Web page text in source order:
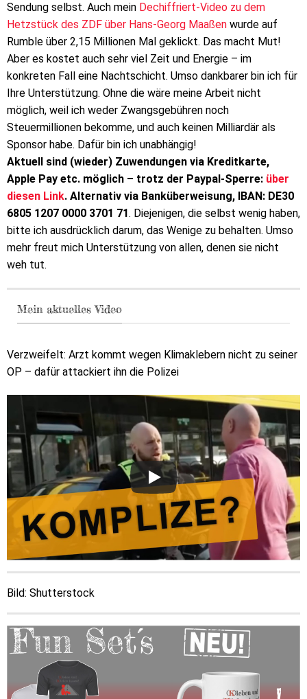
Sendung selbst. Auch mein Dechiffriert-Video zu dem
Hetzstück des ZDF über Hans-Georg Maaßen wurde auf
Rumble über 2,15 Millionen Mal geklickt. Das macht Mut!
Aber es kostet auch sehr viel Zeit und Energie – im
konkreten Fall eine Nachtschicht. Umso dankbarer bin ich für
Ihre Unterstützung. Ohne die wäre meine Arbeit nicht
möglich, weil ich weder Zwangsgebühren noch
Steuermillionen bekomme, und auch keinen Milliardär als
Sponsor habe. Dafür bin ich unabhängig!
Aktuell sind (wieder) Zuwendungen via Kreditkarte,
Apple Pay etc. möglich – trotz der Paypal-Sperre: über
diesen Link. Alternativ via Banküberweisung, IBAN: DE30
6805 1207 0000 3701 71. Diejenigen, die selbst wenig haben,
bitte ich ausdrücklich darum, das Wenige zu behalten. Umso
mehr freut mich Unterstützung von allen, denen sie nicht
weh tut.
Mein aktuelles Video
Verzweifelt: Arzt kommt wegen Klimaklebern nicht zu seiner
OP – dafür attackiert ihn die Polizei
Bild: Shutterstock